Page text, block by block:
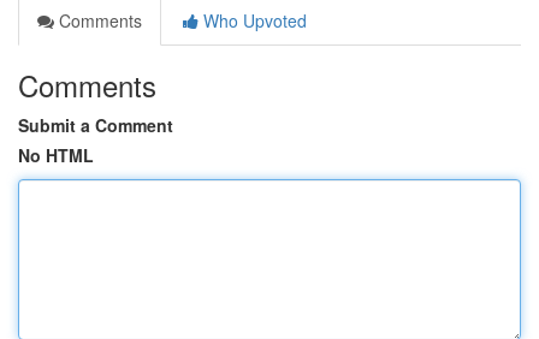
Comments
Who Upvoted
Comments
Submit a Comment
No HTML